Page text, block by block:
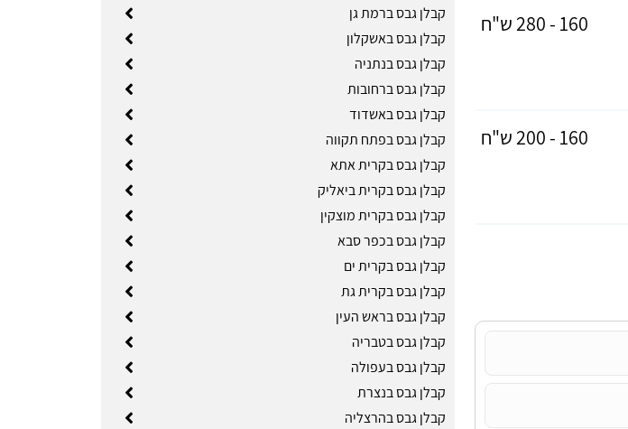
160 - 280 ש"ח
160 - 200 ש"ח
קבלן גבס ברמת גן
קבלן גבס באשקלון
קבלן גבס בנתניה
קבלן גבס ברחובות
קבלן גבס באשדוד
קבלן גבס בפתח תקווה
קבלן גבס בקרית אתא
קבלן גבס בקרית ביאליק
קבלן גבס בקרית מוצקין
קבלן גבס בכפר סבא
קבלן גבס בקרית ים
קבלן גבס בקרית גת
קבלן גבס בראש העין
קבלן גבס בטבריה
קבלן גבס בעפולה
קבלן גבס בנצרת
קבלן גבס בהרצליה